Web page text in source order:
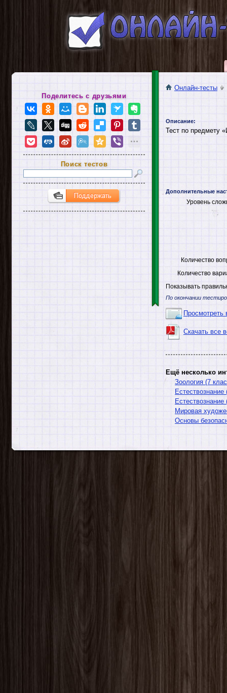
Онлайн-тесты
Описание:
Тест по предмету
Дополнительные
Уровень
Количество
Количество
Показывать
По окончании
Просмотреть
Скачать все
Ещё несколько
Зоология (7
Естествознание
Естествознание
Мировая
Основы
Поделитесь с друзьями
Поиск тестов